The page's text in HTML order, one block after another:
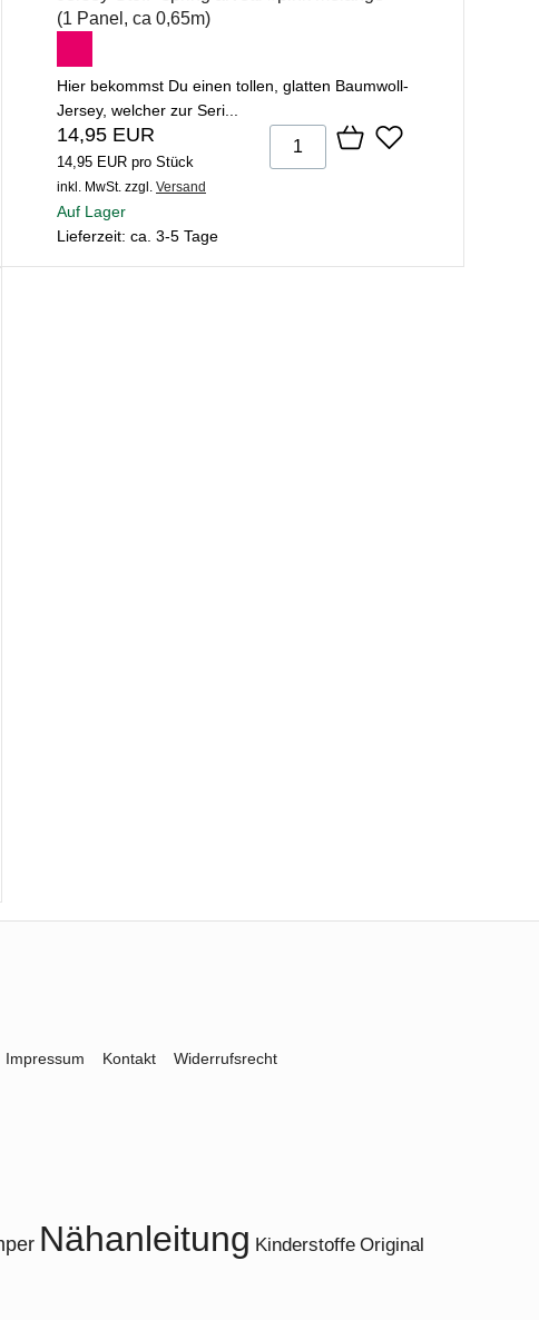
(1 Panel, ca 0,65m)
Hier bekommst Du einen tollen, glatten Baumwoll-
Jersey, welcher zur Seri...
14,95 EUR
14,95 EUR pro Stück
inkl. MwSt. zzgl. Versand
Auf Lager
Lieferzeit: ca. 3-5 Tage
Impressum Kontakt Widerrufsrecht
Nähanleitung Kinderstoffe Original